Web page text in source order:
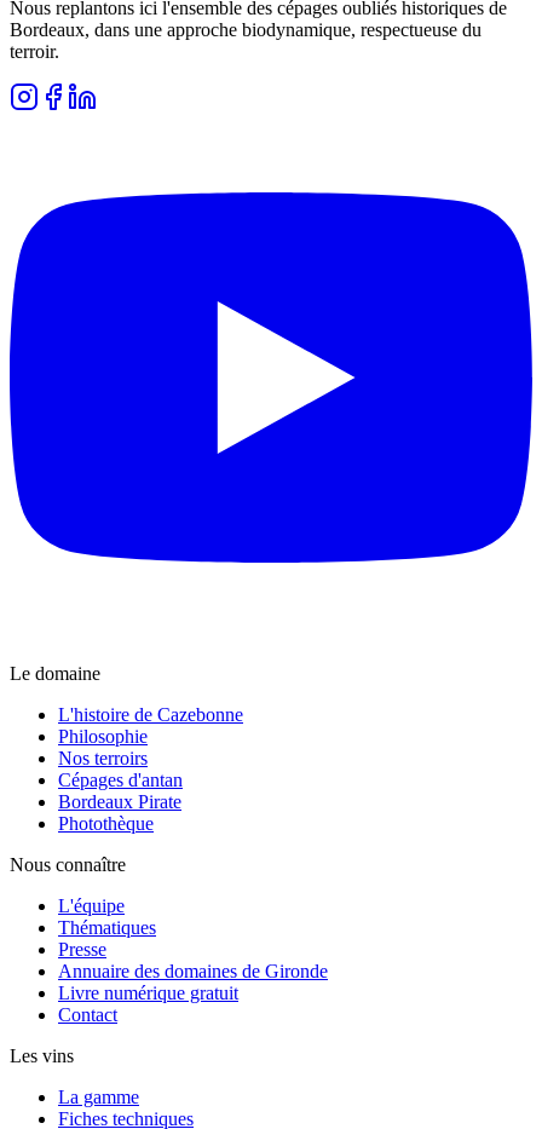
Nous replantons ici l'ensemble des cépages oubliés historiques de
Bordeaux, dans une approche biodynamique, respectueuse du
terroir.
Le domaine
L'histoire de Cazebonne
Philosophie
Nos terroirs
Cépages d'antan
Bordeaux Pirate
Photothèque
Nous connaître
L'équipe
Thématiques
Presse
Annuaire des domaines de Gironde
Livre numérique gratuit
Contact
Les vins
La gamme
Fiches techniques